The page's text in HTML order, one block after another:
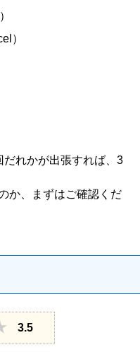
）
れかが出張すれば、3
か、まずはご確認くだ
3.5